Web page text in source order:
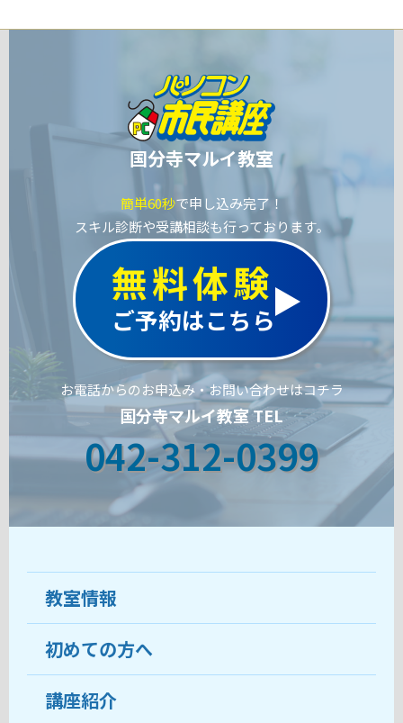
国分寺マルイ教室
簡単60秒で申し込み完了！
スキル診断や受講相談も行っております。
無料体験
ご予約はこちら
お電話からのお申込み・お問い合わせはコチラ
国分寺マルイ教室 TEL
042-312-0399
教室情報
教室について
受講生の声
初めての方へ
ココがおすすめ
講座紹介